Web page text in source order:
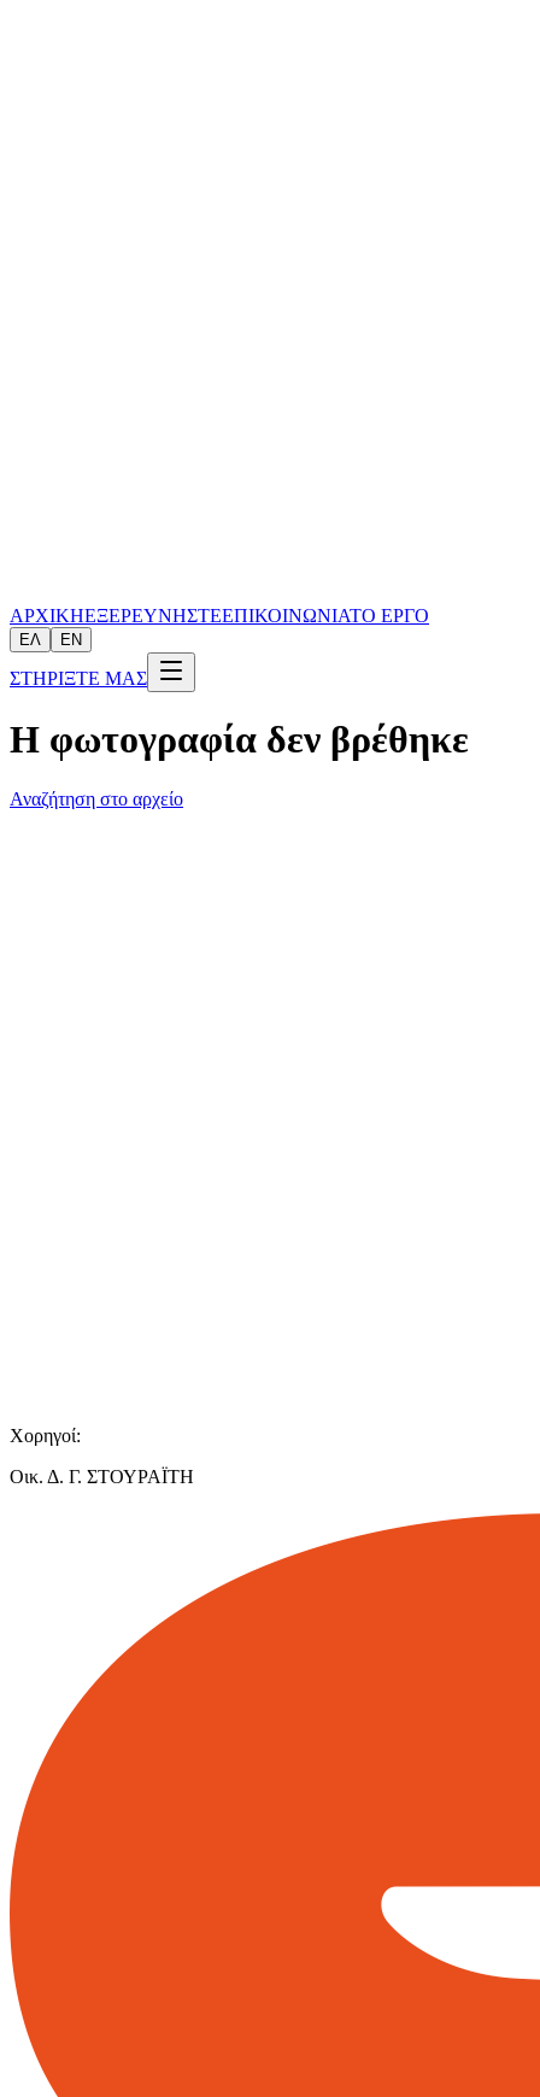
ΑΡΧΙΚΗΕΞΕΡΕΥΝΗΣΤΕΕΠΙΚΟΙΝΩΝΙΑΤΟ ΕΡΓΟ
ΕΛ EN
ΣΤΗΡΙΞΤΕ ΜΑΣ
Η φωτογραφία δεν βρέθηκε
Αναζήτηση στο αρχείο
Χορηγοί:
Οικ. Δ. Γ. ΣΤΟΥΡΑΪΤΗ